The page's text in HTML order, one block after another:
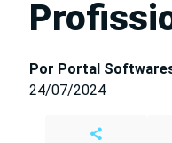
Por Portal
24/07/2024